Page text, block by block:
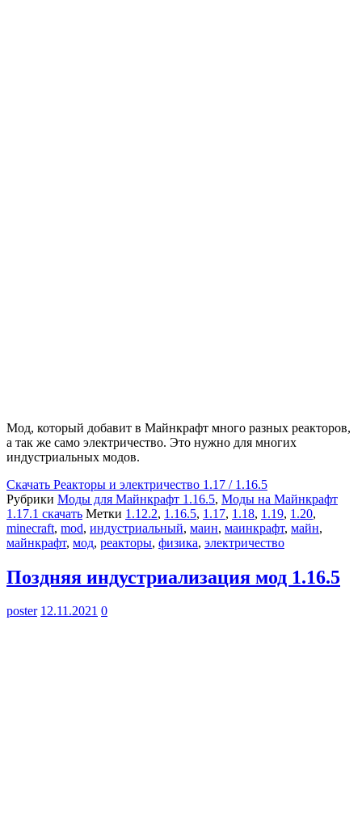
Мод, который добавит в Майнкрафт много разных реакторов,
а так же само электричество. Это нужно для многих
индустриальных модов.
Скачать Реакторы и электричество 1.17 / 1.16.5
Рубрики Моды для Майнкрафт 1.16.5, Моды на Майнкрафт
1.17.1 скачать Метки 1.12.2, 1.16.5, 1.17, 1.18, 1.19, 1.20,
minecraft, mod, индустриальный, маин, маинкрафт, майн,
майнкрафт, мод, реакторы, физика, электричество
Поздняя индустриализация мод 1.16.5
poster 12.11.2021 0